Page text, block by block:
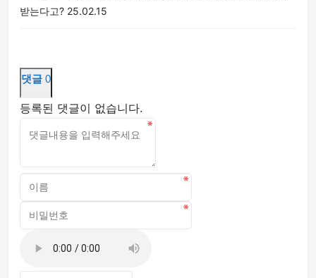
받는다고? 25.02.15
댓글 0
등록된 댓글이 없습니다.